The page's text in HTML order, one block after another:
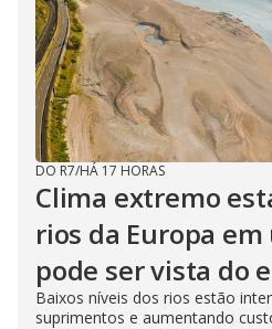
DO R7/HÁ 17 HORAS
Clima extremo
rios da Europa
pode ser vista do
Baixos níveis dos rios estão
suprimentos e aumentando